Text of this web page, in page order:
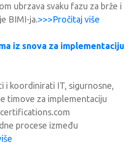
ubrzava svaku fazu za brže i
BIMI-ja.>>>Pročitaj više
iz snova za implementaciju
i koordinirati IT, sigurnosne,
timove za implementaciju
procese između